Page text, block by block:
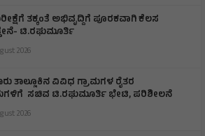
ತಕ್ಕಂತೆ ಅಭಿವೃದ್ದಿಗೆ ಪೂರಕವಾಗಿ ಕೆಲಸ
ಟಿ.ರಘುಮೂರ್ತಿ
2026
ತಾಲ್ಲೂಕಿನ ವಿವಿಧ ಗ್ರಾಮಗಳ ರೈತರ
ಸಚಿವ ಟಿ.ರಘುಮೂರ್ತಿ ಭೇಟಿ, ಪರಿಶೀಲನೆ
2026